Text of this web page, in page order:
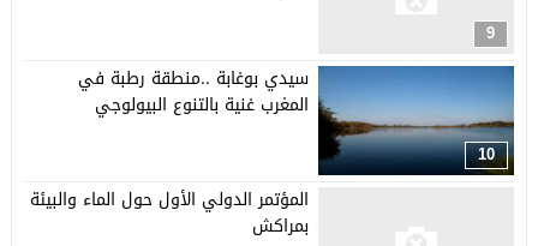
9
10
سيدي بوغابة ..منطقة رطبة في
المغرب غنية بالتنوع البيولوجي
المؤتمر الدولي الأول حول الماء والبيئة
بمراكش